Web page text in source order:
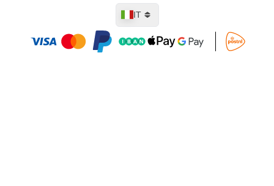
Lingua
IT